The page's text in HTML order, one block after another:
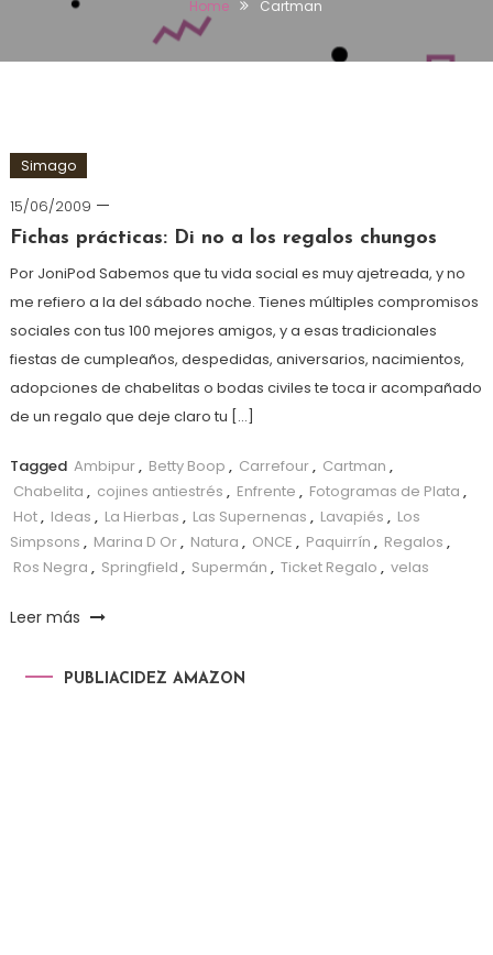
Home Cartman
Simago
15/06/2009
Fichas prácticas: Di no a los regalos chungos
Por JoniPod Sabemos que tu vida social es muy ajetreada, y no
me refiero a la del sábado noche. Tienes múltiples compromisos
sociales con tus 100 mejores amigos, y a esas tradicionales
fiestas de cumpleaños, despedidas, aniversarios, nacimientos,
adopciones de chabelitas o bodas civiles te toca ir acompañado
de un regalo que deje claro tu […]
Tagged Ambipur, Betty Boop , Carrefour, Cartman ,
Chabelita , cojines antiestrés , Enfrente , Fotogramas de Plata ,
Hot, Ideas , La Hierbas , Las Supernenas , Lavapiés , Los
Simpsons , Marina D Or, Natura , ONCE , Paquirrín , Regalos ,
Ros Negra , Springfield , Supermán , Ticket Regalo , velas
Leer más
PUBLIACIDEZ AMAZON